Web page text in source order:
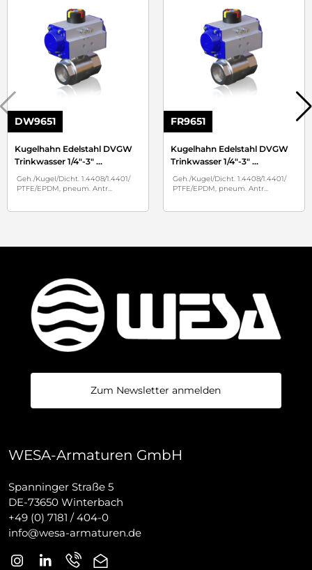
DW9651
Kugelhahn Edelstahl DVGW
Trinkwasser 1/4"-3" ...
Geh./Kugel/Dicht. 1.4408/1.4401/
PTFE/EPDM, pneum. Antr...
FR9651
Kugelhahn Edelstahl DVGW
Trinkwasser 1/4"-3" ...
Geh./Kugel/Dicht. 1.4408/1.4401/
PTFE/EPDM, pneum. Antr...
Zum Newsletter anmelden
WESA-Armaturen GmbH
Spanninger Straße 5
DE-73650 Winterbach
+49 (0) 7181 / 404-0
info@wesa-armaturen.de